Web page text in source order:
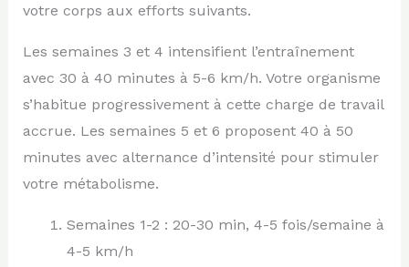
votre corps aux efforts suivants.
Les semaines 3 et 4 intensifient l’entraînement
avec 30 à 40 minutes à 5-6 km/h. Votre organisme
s’habitue progressivement à cette charge de travail
accrue. Les semaines 5 et 6 proposent 40 à 50
minutes avec alternance d’intensité pour stimuler
votre métabolisme.
Semaines 1-2 : 20-30 min, 4-5 fois/semaine à
4-5 km/h